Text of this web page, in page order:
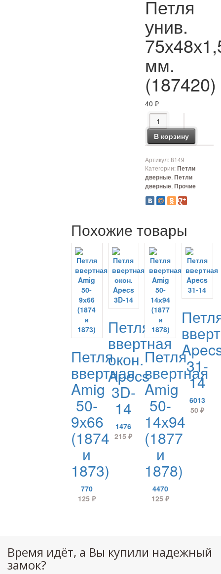
Петля
унив.
мм.
(187420)
40₽
Количество товара
В корзину
Артикул:8149
Категории:Петли
дверные,Петли
дверные,Прочие
Похожие товары
Петля
ввертная
Amig
50-
9х66
(1874
и
1873)
770
125 ₽
Петля
ввертная
окон.
Apecs
3D-
14
1476
215₽
Петля
ввертная
Amig
50-
14х94
(1877
и
1878)
4470
125₽
31-
14
6013
50 ₽
Время идёт, а Вы купили надежный
замок?